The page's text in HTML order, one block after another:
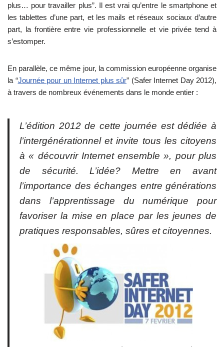
plus… pour travailler plus”. Il est vrai qu’entre le smartphone et
les tablettes d’une part, et les mails et réseaux sociaux d’autre
part, la frontière entre vie professionnelle et vie privée tend à
s’estomper.
En parallèle, ce même jour, la commission européenne organise
la “Journée pour un Internet plus sûr” (Safer Internet Day 2012),
à travers de nombreux événements dans le monde entier :
L’édition 2012 de cette journée est dédiée à
l’intergénérationnel et invite tous les citoyens
à « découvrir Internet ensemble », pour plus
de sécurité. L’idée? Mettre en avant
l’importance des échanges entre générations
dans l’apprentissage du numérique pour
favoriser la mise en place par les jeunes de
pratiques responsables, sûres et citoyennes.